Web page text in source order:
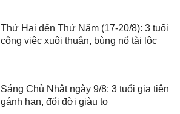
Thứ Hai đến Thứ Năm (17-20/8): 3 tuổi
công việc xuôi thuận, bùng nổ tài lộc
Sáng Chủ Nhật ngày 9/8: 3 tuổi gia tiên
gánh hạn, đổi đời giàu to